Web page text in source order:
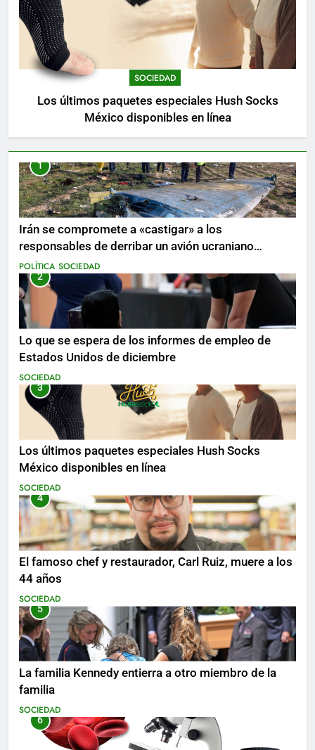
SOCIEDAD
Los últimos paquetes especiales Hush Socks
México disponibles en línea
1
Irán se compromete a «castigar» a los
responsables de derribar un avión ucraniano
mientras se realizan arrestos
POLÍTICA SOCIEDAD
2
Lo que se espera de los informes de empleo de
Estados Unidos de diciembre
SOCIEDAD
3
Los últimos paquetes especiales Hush Socks
México disponibles en línea
SOCIEDAD
4
El famoso chef y restaurador, Carl Ruiz, muere a los
44 años
SOCIEDAD
5
La familia Kennedy entierra a otro miembro de la
familia
SOCIEDAD
6